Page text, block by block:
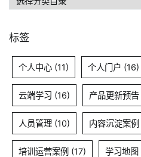
类
录
标签
个人中心 (11) 个人门户 (16)
云端学习 (16) 产品更新预告
人员管理 (10) 内容沉淀案例
培训运营案例 (17) 学习地图